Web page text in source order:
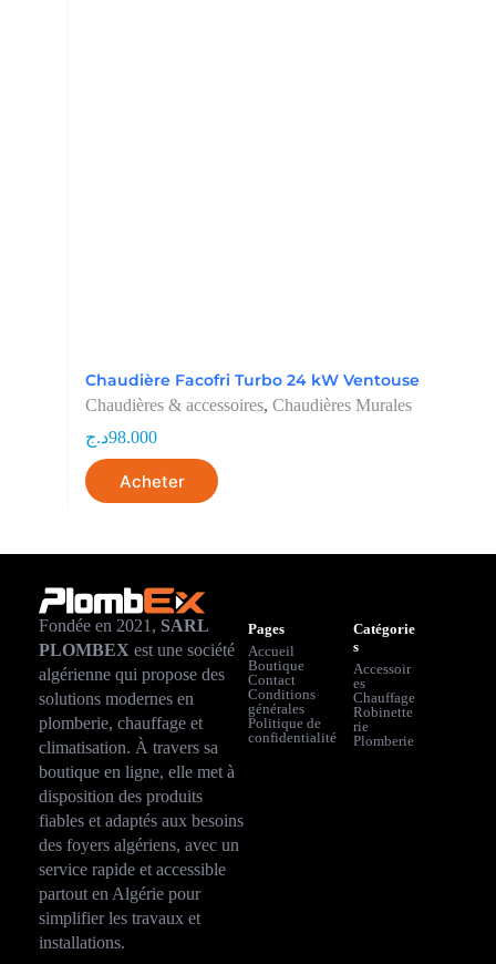
Chaudière Facofri Turbo 24 kW Ventouse
Chaudières & accessoires, Chaudières Murales
98.000د.ج
Acheter
Fondée en 2021, SARL
PLOMBEX est une société
algérienne qui propose des
solutions modernes en
plomberie, chauffage et
climatisation. À travers sa
boutique en ligne, elle met à
disposition des produits
fiables et adaptés aux besoins
des foyers algériens, avec un
service rapide et accessible
partout en Algérie pour
simplifier les travaux et
installations.
Pages
Accueil
Boutique
Contact
Conditions
générales
Politique de
confidentialité
Catégorie
s
Accessoir
es
Chauffage
Robinette
rie
Plomberie